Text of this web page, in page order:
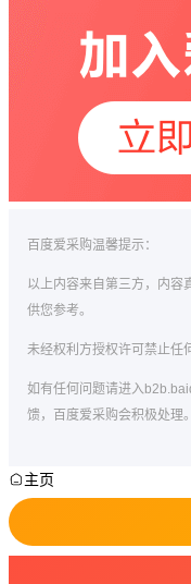
百度爱采购温馨提示：
以上内容来自第三方，内容
供您参考。
未经权利方授权许可禁止任
如有任何问题请进入
馈，百度爱采购会积极处理。
主页